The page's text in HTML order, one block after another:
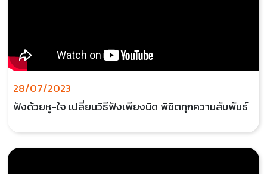
28/07/2023
ฟังด้วยหู-ใจ เปลี่ยนวิธีฟังเพียงนิด พิชิตทุกความสัมพันธ์